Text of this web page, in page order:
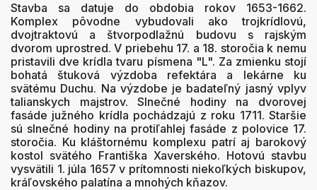
Stavba sa datuje do obdobia rokov 1653-1662.
Komplex pôvodne vybudovali ako trojkrídlovú,
dvojtraktovú a štvorpodlažnú budovu s rajským
dvorom uprostred. V priebehu 17. a 18. storočia k nemu
pristavili dve krídla tvaru písmena "L". Za zmienku stojí
bohatá štuková výzdoba refektára a lekárne ku
svätému Duchu. Na výzdobe je badateľný jasný vplyv
talianskych majstrov. Slnečné hodiny na dvorovej
fasáde južného krídla pochádzajú z roku 1711. Staršie
sú slnečné hodiny na protiľahlej fasáde z polovice 17.
storočia. Ku kláštornému komplexu patrí aj barokový
kostol svätého Františka Xaverského. Hotovú stavbu
vysvätili 1. júla 1657 v prítomnosti niekoľkých biskupov,
kráľovského palatína a mnohých kňazov.